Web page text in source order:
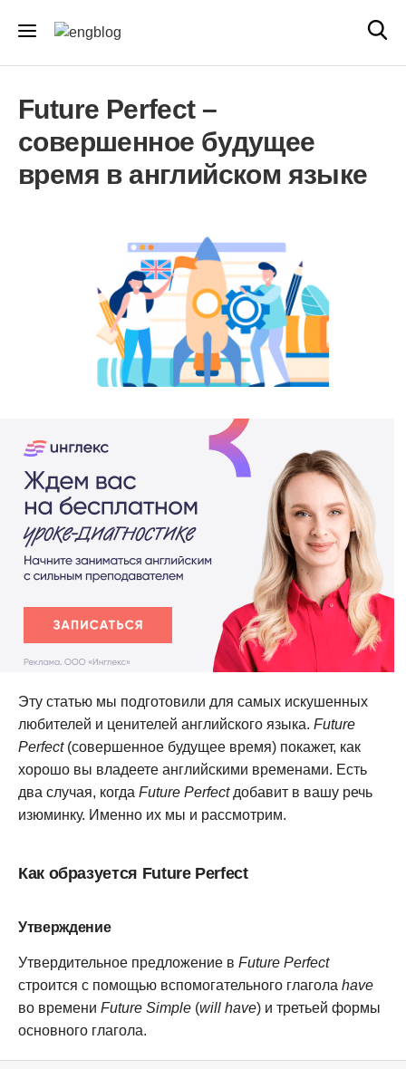
Future Perfect –
совершенное будущее
время в английском языке
Эту статью мы подготовили для самых искушенных
любителей и ценителей английского языка. Future
Perfect(совершенное будущее время) покажет, как
хорошо вы владеете английскими временами. Есть
два случая, когда Future Perfectдобавит в вашу речь
изюминку. Именно их мы и рассмотрим.
Как образуется Future Perfect
Утверждение
Утвердительное предложение в Future Perfect
строится с помощью вспомогательного глагола have
во времени Future Simple (will have) и третьей формы
основного глагола.